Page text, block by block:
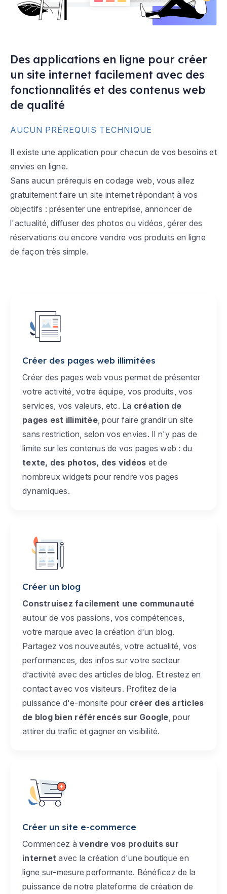
Des applications en ligne pour créer
un site internet facilement avec des
fonctionnalités et des contenus web
de qualité
AUCUN PRÉREQUIS TECHNIQUE
Il existe une application pour chacun de vos besoins et
envies en ligne.
Sans aucun prérequis en codage web, vous allez
gratuitement faire un site internet répondant à vos
objectifs : présenter une entreprise, annoncer de
l'actualité, diffuser des photos ou vidéos, gérer des
réservations ou encore vendre vos produits en ligne
de façon très simple.
Créer des pages web illimitées
Créer des pages web vous permet de présenter
votre activité, votre équipe, vos produits, vos
services, vos valeurs, etc. La création de
pages est illimitée, pour faire grandir un site
sans restriction, selon vos envies. Il n'y pas de
limite sur les contenus de vos pages web : du
texte, des photos, des vidéos et de
nombreux widgets pour rendre vos pages
dynamiques.
Créer un blog
Construisez facilement une communauté
autour de vos passions, vos compétences,
votre marque avec la création d'un blog.
Partagez vos nouveautés, votre actualité, vos
performances, des infos sur votre secteur
d’activité avec des articles de blog. Et restez en
contact avec vos visiteurs. Profitez de la
puissance d'e-monsite pour créer des articles
de blog bien référencés sur Google , pour
attirer du trafic et gagner en visibilité.
Créer un site e-commerce
Commencez à vendre vos produits sur
internet avec la création d'une boutique en
ligne sur-mesure performante. Bénéficez de la
puissance de notre plateforme de création de